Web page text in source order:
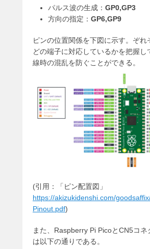
パルス波の生成： GP0,GP3
方向の指定： GP6,GP9
ピンの位置関係を下図に示す。ぞれ
どの端子に対応しているかを把握し
線時の混乱を防ぐことができる。
(引用：「ピン配置図」
https://akizukidenshi.com/
Pinout.pdf)
また、Raspberry Pi PicoとCN5コネ
は以下の通りである。